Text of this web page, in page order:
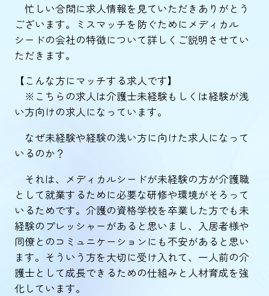
忙しい合間に求人情報を見ていただきありがとう
ございます。ミスマッチを防ぐためにメディカル
シードの会社の特徴について詳しくご説明させてい
ただきます。
【こんな方にマッチする求人です】
※こちらの求人は介護士未経験もしくは経験が浅
い方向けの求人になっています。
なぜ未経験や経験の浅い方に向けた求人になって
いるのか？
それは、メディカルシードが未経験の方が介護職
として就業するために必要な研修や環境がそろって
いるためです。介護の資格学校を卒業した方でも未
経験のプレッシャーがあると思いまし、入居者様や
同僚とのコミュニケーションにも不安があると思い
ます。そういう方を大切に受け入れて、一人前の介
護士として成長できるための仕組みと人材育成を強
化しています。